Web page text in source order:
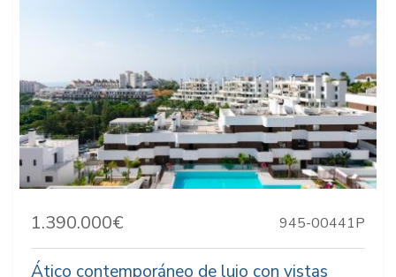
1.390.000€ 945-00441P
Ático contemporáneo de lujo con vistas